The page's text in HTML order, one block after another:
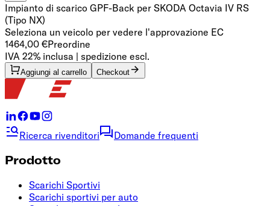
Impianto di scarico GPF-Back per SKODA Octavia IV RS
(Tipo NX)
Seleziona un veicolo per vedere l'approvazione EC
1464,00 €Preordine
IVA 22% inclusa | spedizione escl.
Aggiungi al carrello Checkout
Ricerca rivenditori Domande frequenti
Prodotto
Scarichi Sportivi
Scarichi sportivi per auto